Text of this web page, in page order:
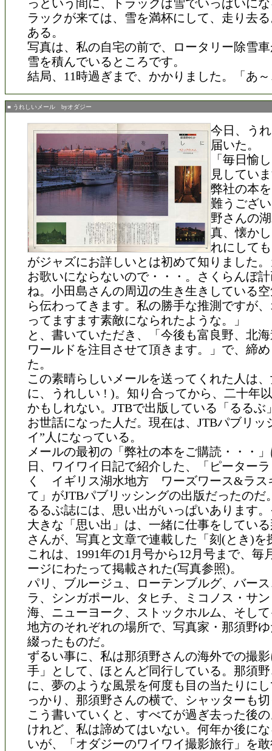
っという間に、トラックは雪でいっぱいに
ラックが来ては、雪を満杯にして、走り去
ある。
写真は、私の自宅の前で、ロータリー除雪
雪を積んでいるところです。
結局、11時過ぎまで、かかりました。「あ
■ うれしいメール byオダジー
今日、う
届いた。
「毎日愉
見してい
弊社の本
難うござ
野さんの
真、懐か
れにして
がジャズにお詳しいとは初めて知りました
お歌いにならないので・・・。さくらんぼ
ね。小田島さんの周辺の生き生きしている
ら伝わってきます。私の勝手な推測ですが
ってますます素敵になられたような。」
と、書いていただき、「今後も富良野、北
ワールドを注目させて頂きます。」で、締
た。
この素晴らしいメールを送ってくれた人は
に、うれしい ! )。知り合ってから、二十年
かもしれない。JTBで出版している「るるぶ
お世話になった人だ。現在は、JTBパブリッ
イ”人になっている。
メールの最初の「弊社の本をご購読・・・
日、ワイワイ日記で紹介した、「ピーター
く イギリス湖水地方 ワーズワース&ラス
て」がJTBパブリッシングの出版だったのだ
るるぶ誌には、思い出がいっぱいあります
大きな「思い出」は、一緒に仕事をしてい
さんが、写真と文章で連載した「刻(とき)を
これは、1991年の1月号から12月号まで、毎
ージにわたって掲載された(写真参照)。
パリ、ブルージュ、ローテンブルグ、バー
ラ、シンガポール、タヒチ、ミコノス・サ
海、ニューヨーク、ストックホルム、そし
地方のそれぞれの場所で、写真家・那須野
綴ったものだ。
ずるい事に、私は那須野さんの海外での撮
手」として、ほとんど同行している。那須
に、夢のような風景を何度も目の当たりに
っかり、那須野さんの横で、シャッターも
こう書いていくと、すべてが過ぎ去った後
けれど、私は諦めてはいない。何年か後に
いが、「オダジーのワイワイ撮影旅行」を